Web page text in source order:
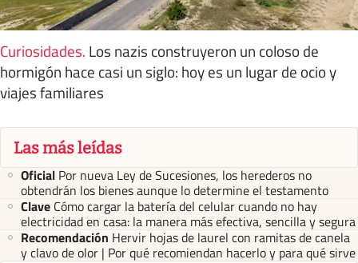
Curiosidades. Los nazis construyeron un coloso de
hormigón hace casi un siglo: hoy es un lugar de ocio y
viajes familiares
Las más leídas
Oficial Por nueva Ley de Sucesiones, los herederos no
obtendrán los bienes aunque lo determine el testamento
Clave Cómo cargar la batería del celular cuando no hay
electricidad en casa: la manera más efectiva, sencilla y segura
Recomendación Hervir hojas de laurel con ramitas de canela
y clavo de olor | Por qué recomiendan hacerlo y para qué sirve